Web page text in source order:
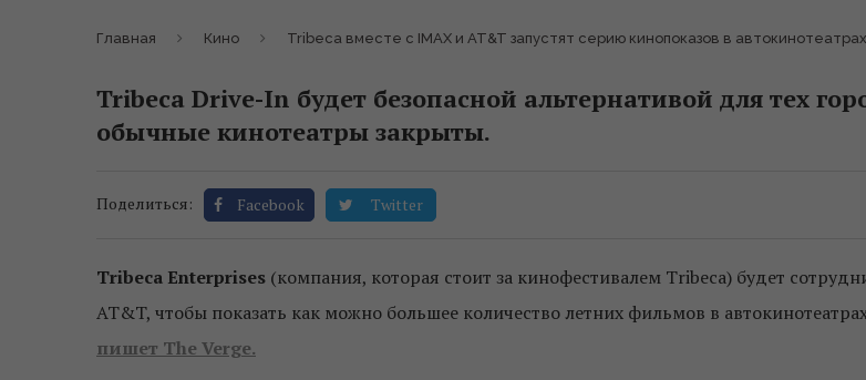
Главная Кино Tribeca вместе с IMAX и AT&T запустят серию кинопоказов в автокинотеатрах
Tribeca Drive-In будет безопасной альтернативой для тех
обычные кинотеатры закрыты.
Поделиться: Facebook Twitter
Tribeca Enterprises (компания, которая стоит за кинофестивалем Tribeca) будет
AT&T, чтобы показать как можно большее количество летних фильмов в
пишет The Verge.